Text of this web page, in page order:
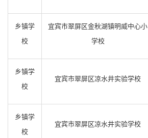
乡镇学
校
宜宾市翠屏区金秋湖镇明威中心小
学校
乡镇学
校
宜宾市翠屏区凉水井实验学校
乡镇学
校
宜宾市翠屏区凉水井实验学校